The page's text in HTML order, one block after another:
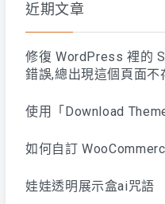
近期文章
修復 WordPress 裡的
錯誤,總出現這個頁面不
使用「Download
如何自訂
娃娃透明展示盒ai咒語